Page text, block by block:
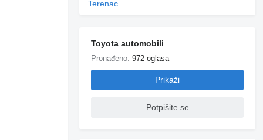
Terenac
Toyota automobili
Pronađeno:972 oglasa
Prikaži
Potpišite se